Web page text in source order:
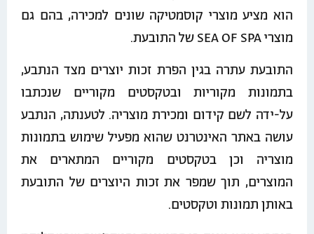
הוא מציע מוצרי קוסמטיקה שונים למכירה, בהם גם
מוצרי SEA OF SPA של התובעת.
התובעת עתרה בגין הפרת זכות יוצרים מצד הנתבע,
בתמונות מקוריות ובטקסטים מקוריים שנכתבו
על-ידה לשם קידום ומכירת מוצריה. לטענתה, הנתבע
עושה באתר האינטרנט שהוא מפעיל שימוש בתמונות
מוצריה וכן בטקסטים מקוריים המתארים את
המוצרים, תוך שמפר את זכות היוצרים של התובעת
באותן תמונות וטקסטים.